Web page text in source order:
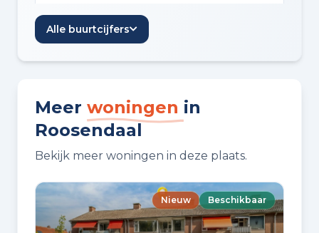
Inwoners per jaar
2022
67.000
2023
67.320
2024
67.235
WOZ-waarde per jaar
Jaar
Gemiddelde WOZ
Alle buurtcijfers
Meer woningen in
Roosendaal
Bekijk meer woningen in deze plaats.
Nieuw Beschikbaar